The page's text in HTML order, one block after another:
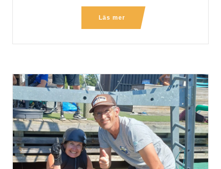
Läs mer